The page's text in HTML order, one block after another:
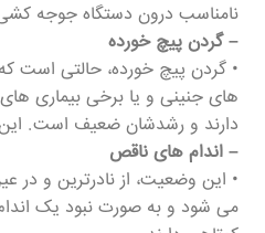
نامناسب درون دستگاه جوجه
– گردن پیچ خورده
• گردن پیچ خورده، حالتی است
های جنینی و یا برخی بیماری
دارند و رشدشان ضعیف است. این
– اندام های ناقص
• این وضعیت، از نادرترین و
می شود و به صورت نبود یک اندام